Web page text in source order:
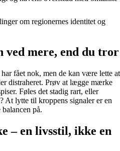
om regionernes identitet og
ved mere, end du tror
fået nok, men de kan være lette at
distraheret. Prøv at lægge mærke
Føles det stadig rart, eller
At lytte til kroppens signaler er en
på.
– en livsstil, ikke en